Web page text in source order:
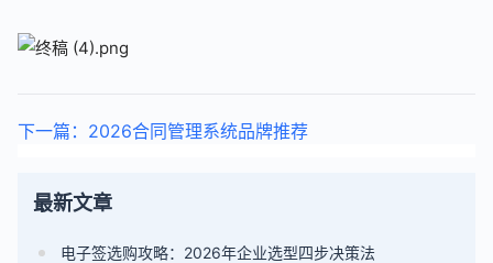
下一篇：2026合同管理系统品牌推荐
最新文章
电子签选购攻略：2026年企业选型四步决策法